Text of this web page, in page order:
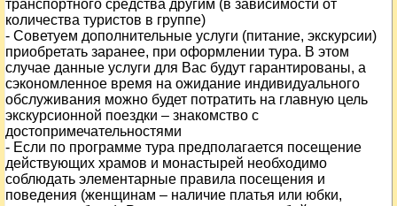
транспортного средства другим (в зависимости от
количества туристов в группе)
- Советуем дополнительные услуги (питание, экскурсии)
приобретать заранее, при оформлении тура. В этом
случае данные услуги для Вас будут гарантированы, а
сэкономленное время на ожидание индивидуального
обслуживания можно будет потратить на главную цель
экскурсионной поездки – знакомство с
достопримечательностями
- Если по программе тура предполагается посещение
действующих храмов и монастырей необходимо
соблюдать элементарные правила посещения и
поведения (женщинам – наличие платья или юбки,